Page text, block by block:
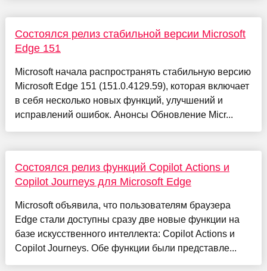
Состоялся релиз стабильной версии Microsoft
Edge 151
Microsoft начала распространять стабильную версию
Microsoft Edge 151 (151.0.4129.59), которая включает
в себя несколько новых функций, улучшений и
исправлений ошибок. Анонсы Обновление Micr...
Состоялся релиз функций Copilot Actions и
Copilot Journeys для Microsoft Edge
Microsoft объявила, что пользователям браузера
Edge стали доступны сразу две новые функции на
базе искусственного интеллекта: Copilot Actions и
Copilot Journeys. Обе функции были представле...